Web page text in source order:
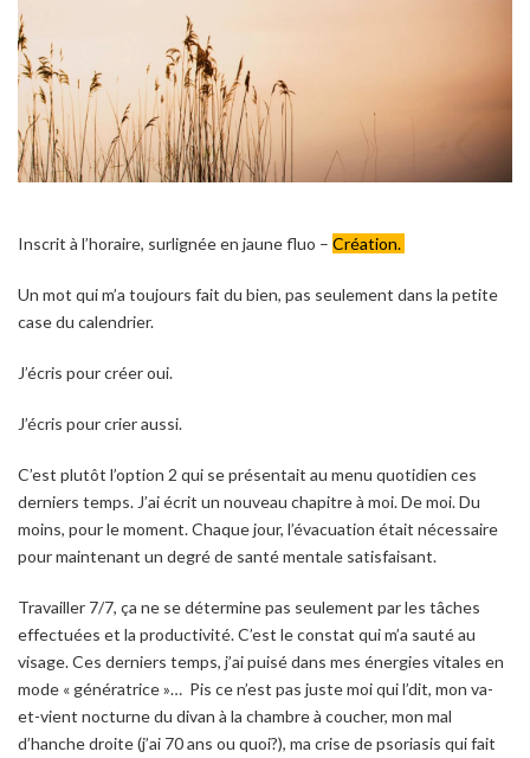
Inscrit à l’horaire, surlignée en jaune fluo – Création.
Un mot qui m’a toujours fait du bien, pas seulement dans la petite
case du calendrier.
J’écris pour créer oui.
J’écris pour crier aussi.
C’est plutôt l’option 2 qui se présentait au menu quotidien ces
derniers temps. J’ai écrit un nouveau chapitre à moi. De moi. Du
moins, pour le moment. Chaque jour, l’évacuation était nécessaire
pour maintenant un degré de santé mentale satisfaisant.
Travailler 7/7, ça ne se détermine pas seulement par les tâches
effectuées et la productivité. C’est le constat qui m’a sauté au
visage. Ces derniers temps, j’ai puisé dans mes énergies vitales en
mode « génératrice »… Pis ce n’est pas juste moi qui l’dit, mon va-
et-vient nocturne du divan à la chambre à coucher, mon mal
d’hanche droite (j’ai 70 ans ou quoi?), ma crise de psoriasis qui fait